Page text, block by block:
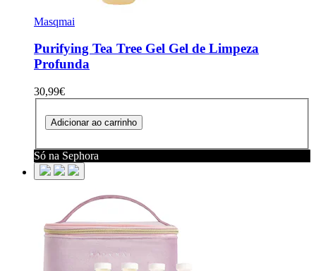
Masqmai
Purifying Tea Tree Gel Gel de Limpeza
Profunda
30,99€
Adicionar ao carrinho
Só na Sephora